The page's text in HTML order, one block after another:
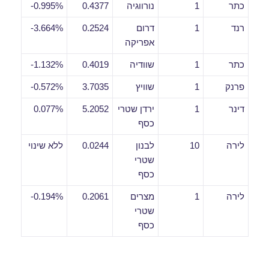
כתר 1 נורווגיה 0.4377
0.995%-
רנד 1
דרום
אפריקה
0.2524
3.664%-
כתר 1 שוודיה 0.4019
1.132%-
פרנק 1 שוויץ 3.7035
0.572%-
דינר 1
ירדן שטרי
כסף
5.2052
0.077%
לירה 10
לבנון
שטרי
כסף
0.0244 ללא שינוי
לירה 1
מצרים
שטרי
כסף
0.2061
0.194%-